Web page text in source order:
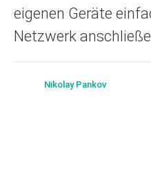
eigenen Geräte
Netzwerk
Nikolay Pankov